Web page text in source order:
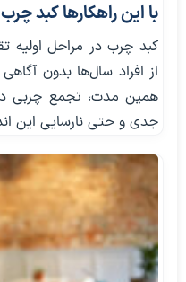
با این راهکارها کبد
کبد چرب در مراحل اولیه
از افراد سال‌ها بدون
همین مدت، تجمع چربی
جدی و حتی نارسایی این